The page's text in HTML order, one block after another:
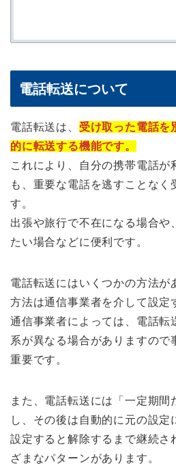
電話転送について
電話転送は、 受け取った電話を
的に転送する機能です。
これにより、自分の携帯電話が
も、重要な電話を逃すことなく
す。
出張や旅行で不在になる場合や
たい場合などに便利です。
電話転送にはいくつかの方法が
方法は通信事業者を介して設定
通信事業者によっては、電話転
系が異なる場合がありますので
重要です。
また、電話転送には「一定期間
し、その後は自動的に元の設定
設定すると解除するまで継続さ
ざまなパターンがあります。